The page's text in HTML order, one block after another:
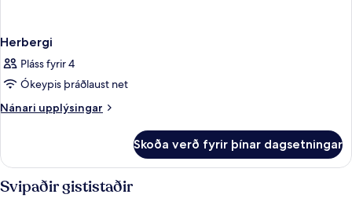
Herbergi
Pláss fyrir 4
Ókeypis þráðlaust net
Nánari upplýsingar
Nánari
Skoða verð fyrir þínar dagsetningar
Svipaðir gististaðir